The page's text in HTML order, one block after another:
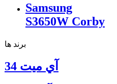
Samsung
S3650W Corby
برند ها
آي ميت 34